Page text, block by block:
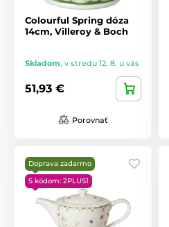
Colourful Spring dóza
14cm, Villeroy & Boch
Skladom, v stredu 12. 8. u vás
51,93 €
Porovnať
Doprava zadarmo
S kódom: 2PLUS1